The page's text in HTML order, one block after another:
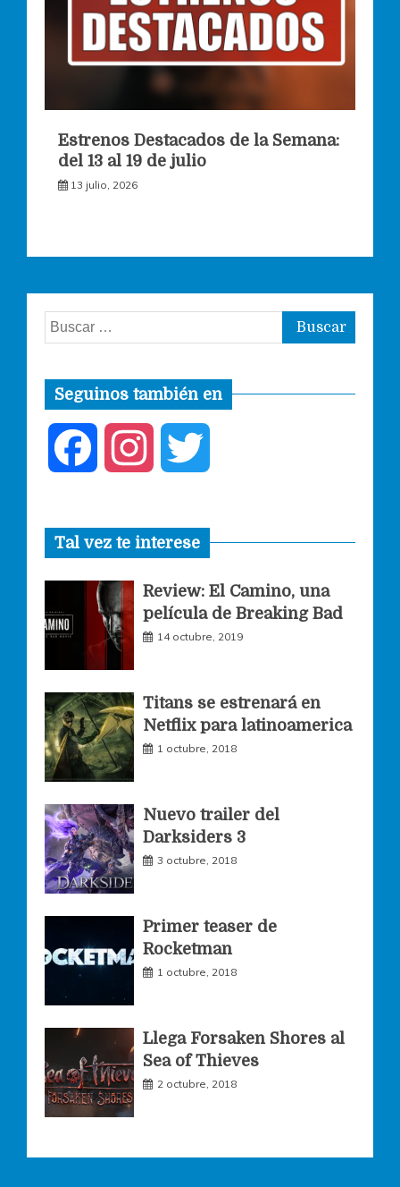
Estrenos Destacados de la Semana:
del 13 al 19 de julio
13 julio, 2026
Buscar:
Seguinos también en
c
e
b
o
o
s
t
a
g
m
i
t
t
r
Tal vez te interese
Review: El Camino, una
película de Breaking Bad
14 octubre, 2019
Titans se estrenará en
Netflix para latinoamerica
1 octubre, 2018
Nuevo trailer del
Darksiders 3
3 octubre, 2018
Primer teaser de
Rocketman
1 octubre, 2018
Llega Forsaken Shores al
Sea of Thieves
2 octubre, 2018